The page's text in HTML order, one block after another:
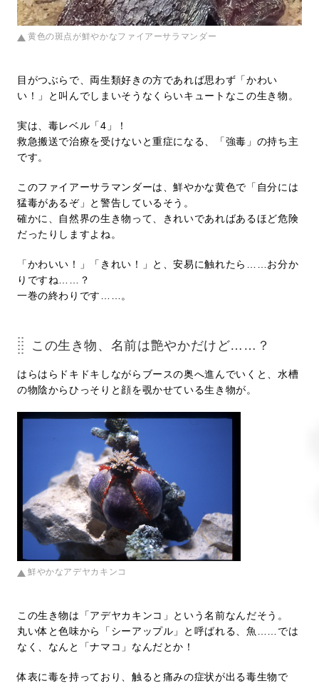
黄色の斑点が鮮やかなファイアーサラマンダー
目がつぶらで、両生類好きの方であれば思わず「かわい
い！」と叫んでしまいそうなくらいキュートなこの生き物。
実は、毒レベル「4」！
救急搬送で治療を受けないと重症になる、「強毒」の持ち主
です。
このファイアーサラマンダーは、鮮やかな黄色で「自分には
猛毒があるぞ」と警告しているそう。
確かに、自然界の生き物って、きれいであればあるほど危険
だったりしますよね。
「かわいい！」「きれい！」と、安易に触れたら……お分か
りですね……？
一巻の終わりです……。
この生き物、名前は艶やかだけど……？
はらはらドキドキしながらブースの奥へ進んでいくと、水槽
の物陰からひっそりと顔を覗かせている生き物が。
鮮やかなアデヤカキンコ
この生き物は「アデヤカキンコ」という名前なんだそう。
丸い体と色味から「シーアップル」と呼ばれる、魚……では
なく、なんと「ナマコ」なんだとか！
体表に毒を持っており、触ると痛みの症状が出る毒生物で